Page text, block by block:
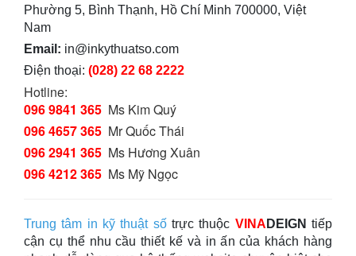
Phường 5, Bình Thạnh, Hồ Chí Minh 700000, Việt
Nam
Email: in@inkythuatso.com
Điện thoại: (028) 22 68 2222
Hotline:
096 9841 365 Ms Kim Quý
096 4657 365 Mr Quốc Thái
096 2941 365 Ms Hương Xuân
096 4212 365 Ms Mỹ Ngọc
Trung tâm in kỹ thuật sốtrực thuộc VINA DEIGN tiếp
cận cụ thể nhu cầu thiết kế và in ấn của khách hàng